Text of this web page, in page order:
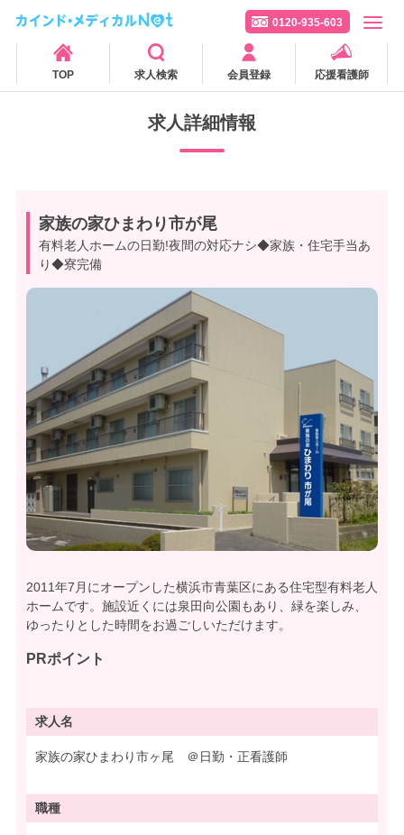
0120-935-603
TOP 求人検索 会員登録 応援看護師
求人詳細情報
家族の家ひまわり市が尾
有料老人ホームの日勤!夜間の対応ナシ◆家族・住宅手当あ
り◆寮完備
2011年7月にオープンした横浜市青葉区にある住宅型有料老人
ホームです。施設近くには泉田向公園もあり、緑を楽しみ、
ゆったりとした時間をお過ごしいただけます。
PRポイント
求人名
家族の家ひまわり市ヶ尾 ＠日勤・正看護師
職種